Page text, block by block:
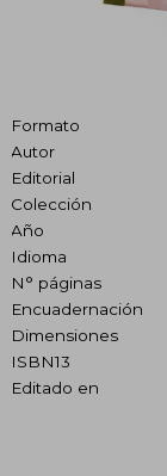
Formato
Autor
Editorial
Colección
Año
Idioma
N° páginas
Encuadernación
Dimensiones
ISBN13
Editado en